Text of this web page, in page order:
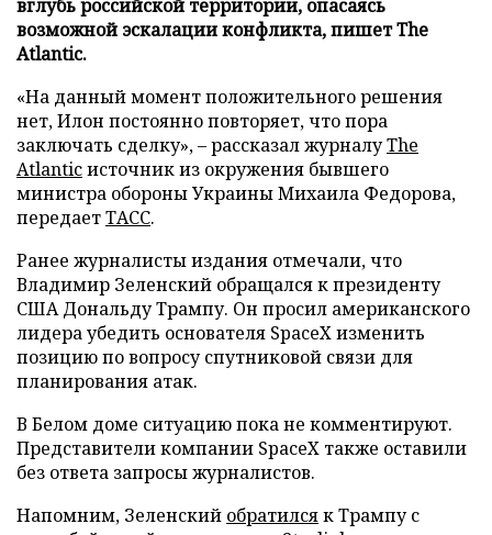
вглубь российской территории, опасаясь
возможной эскалации конфликта, пишет The
Atlantic.
«На данный момент положительного решения
нет, Илон постоянно повторяет, что пора
заключать сделку», – рассказал журналуThe
Atlanticисточник из окружения бывшего
министра обороны Украины Михаила Федорова,
передаетТАСС.
Ранее журналисты издания отмечали, что
Владимир Зеленский обращался к президенту
США Дональду Трампу. Он просил американского
лидера убедить основателя SpaceX изменить
позицию по вопросу спутниковой связи для
планирования атак.
В Белом доме ситуацию пока не комментируют.
Представители компании SpaceX также оставили
без ответа запросы журналистов.
Напомним, Зеленский обратилсяк Трампу с